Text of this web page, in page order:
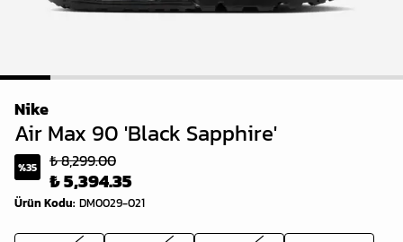
1 2 3 4 5 6 7 8
Nike
Air Max 90 'Black Sapphire'
%35 ₺ 8,299.00
₺ 5,394.35
Ürün Kodu: DM0029-021